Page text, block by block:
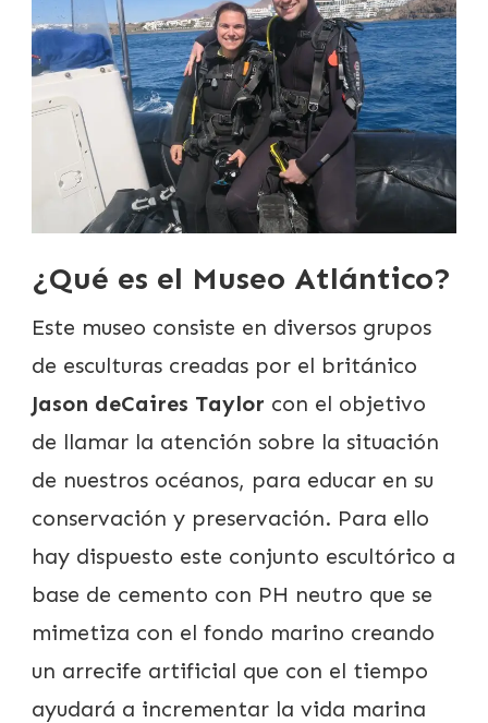
¿Qué es el Museo Atlántico?
Este museo consiste en diversos grupos
de esculturas creadas por el británico
Jason deCaires Taylor con el objetivo
de llamar la atención sobre la situación
de nuestros océanos, para educar en su
conservación y preservación. Para ello
hay dispuesto este conjunto escultórico a
base de cemento con PH neutro que se
mimetiza con el fondo marino creando
un arrecife artificial que con el tiempo
ayudará a incrementar la vida marina